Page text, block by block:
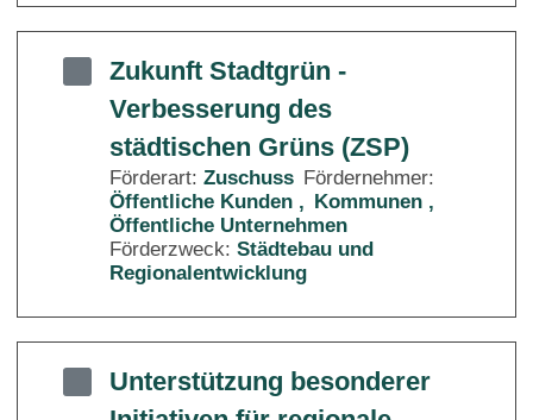
Zukunft Stadtgrün -
Verbesserung des
städtischen Grüns (ZSP)
Förderart: Zuschuss Fördernehmer:
Öffentliche Kunden
Kommunen
Öffentliche Unternehmen
Förderzweck: Städtebau und
Regionalentwicklung
Unterstützung besonderer